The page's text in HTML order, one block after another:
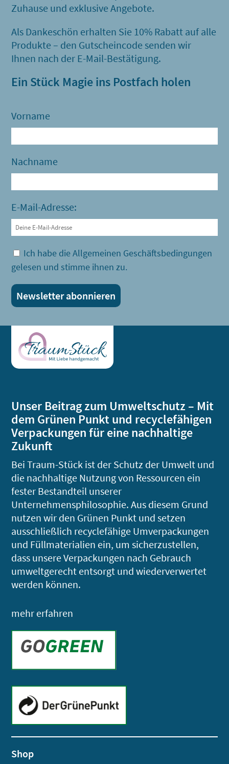
Zuhause und exklusive Angebote.
Als Dankeschön erhalten Sie 10% Rabatt auf alle
Produkte – den Gutscheincode senden wir
Ihnen nach der E-Mail-Bestätigung.
Ein Stück Magie ins Postfach holen
Vorname
Nachname
E-Mail-Adresse:
Ich habe die Allgemeinen Geschäftsbedingungen
gelesen und stimme ihnen zu.
Unser Beitrag zum Umweltschutz – Mit
dem Grünen Punkt und recyclefähigen
Verpackungen für eine nachhaltige
Zukunft
Bei Traum-Stück ist der Schutz der Umwelt und
die nachhaltige Nutzung von Ressourcen ein
fester Bestandteil unserer
Unternehmensphilosophie. Aus diesem Grund
nutzen wir den Grünen Punkt und setzen
ausschließlich recyclefähige Umverpackungen
und Füllmaterialien ein, um sicherzustellen,
dass unsere Verpackungen nach Gebrauch
umweltgerecht entsorgt und wiederverwertet
werden können.
mehr erfahren
Shop